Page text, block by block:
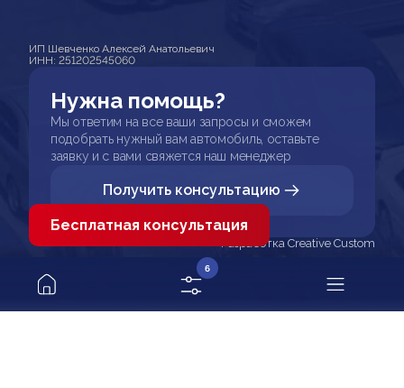
ИП Шевченко Алексей Анатольевич
ИНН: 251202545060
Нужна помощь?
Мы ответим на все ваши запросы и сможем
подобрать нужный вам автомобиль, оставьте
заявку и с вами свяжется наш менеджер
Получить консультацию
Разработка Creative Custom
6
Бесплатная консультация